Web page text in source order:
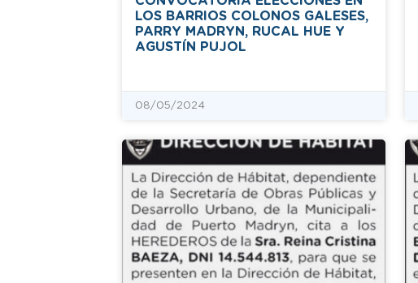
LOS BARRIOS COLONOS GALESES,
PARRY MADRYN, RUCAL HUE Y
AGUSTÍN PUJOL
08/05/2024